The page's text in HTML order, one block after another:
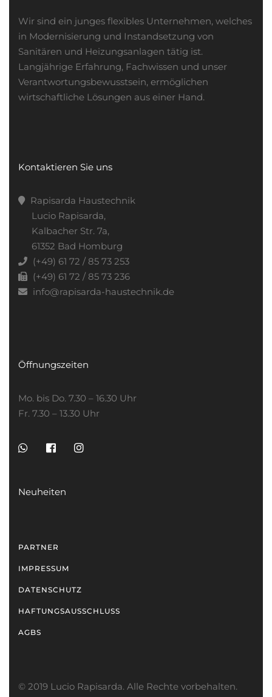
Wir sind ein junges flexibles Unternehmen, welches
in Modernisierung und Instandsetzung von
Sanitären und Heizungsanlagen tätig ist.
Langjährige Erfahrung, Fachwissen und unser
Verantwortungsbewusstsein, ermöglichen
wirtschaftliche Lösungen aus einer Hand.
Kontaktieren Sie uns
Rapisarda Haustechnik
Lucio Rapisarda,
Kalbacher Str. 7a,
61352 Bad Homburg
(+49) 61 72 / 85 73 253
(+49) 61 72 / 85 73 236
info@rapisarda-haustechnik.de
Öffnungszeiten
Mo. bis Do. 7.30 – 16.30 Uhr
Fr. 7.30 – 13.30 Uhr
Neuheiten
PARTNER
IMPRESSUM
DATENSCHUTZ
HAFTUNGSAUSSCHLUSS
AGBS
© 2019 Lucio Rapisarda. Alle Rechte vorbehalten.